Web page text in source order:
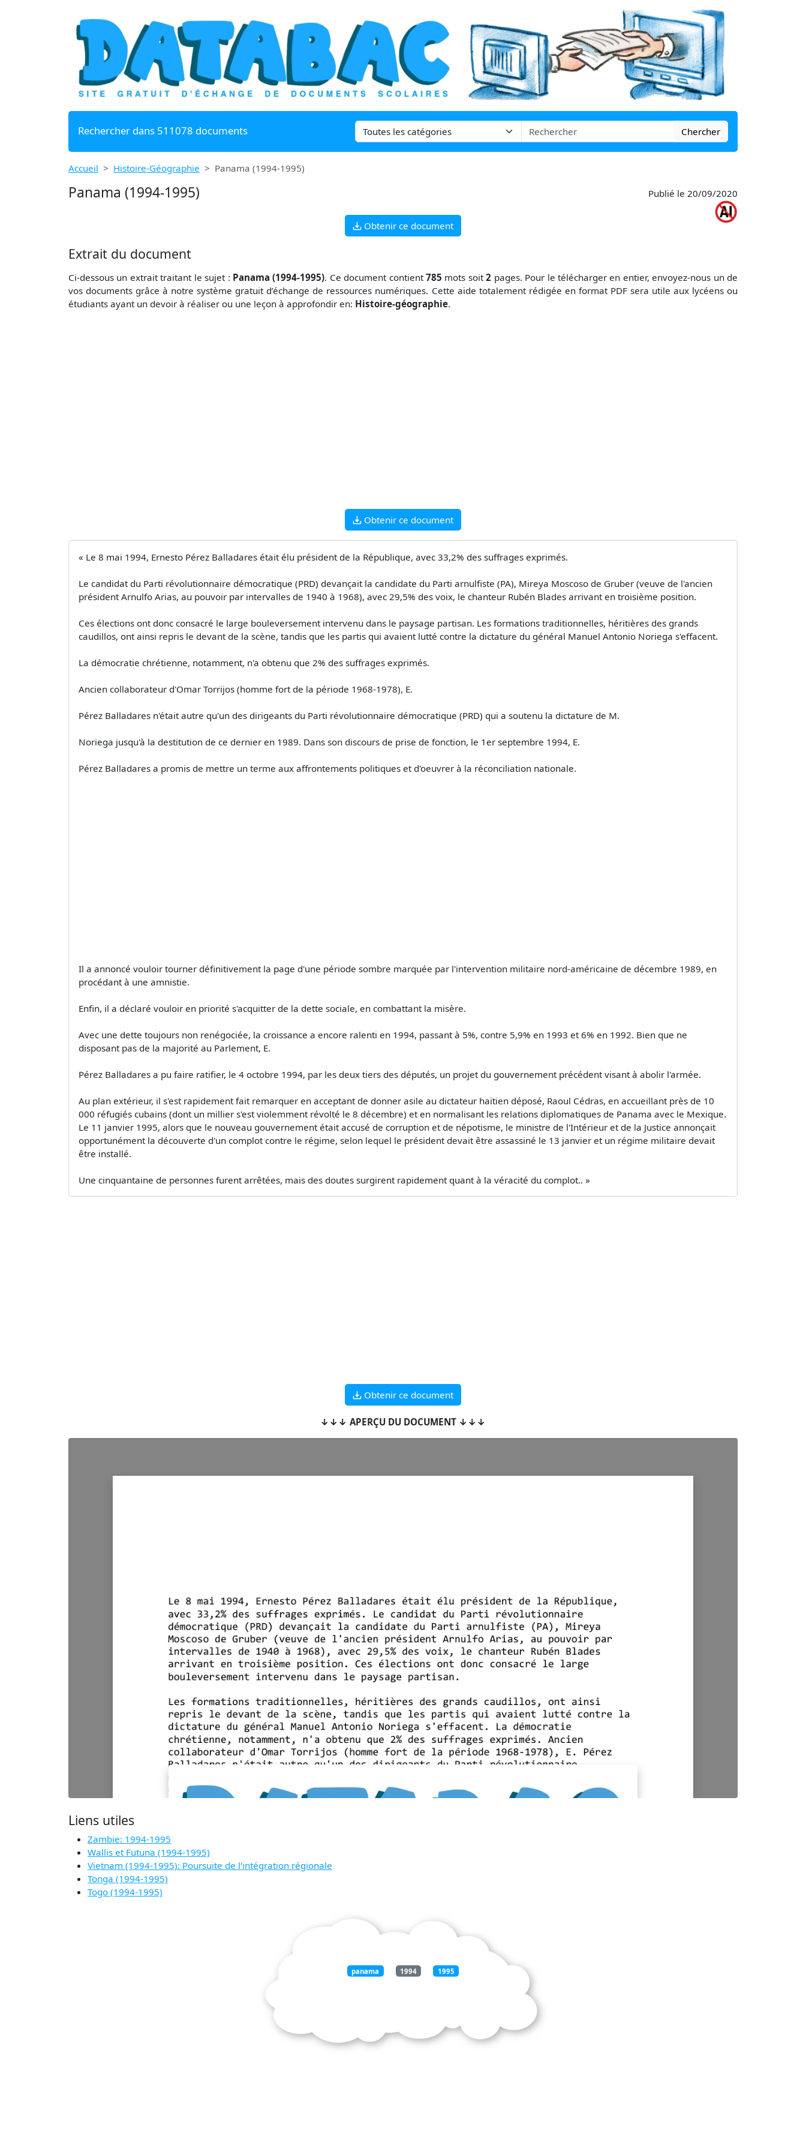
Rechercher dans 511078 documents Chercher
Accueil Histoire-Géographie Panama (1994-1995)
Panama (1994-1995) Publié le 20/09/2020
Obtenir ce document
Extrait du document
Ci-dessous un extrait traitant le sujet : Panama (1994-1995). Ce document contient785 mots soit2 pages. Pour le télécharger en entier, envoyez-nous un de
vos documents grâce à notre système gratuitd’échange de ressources numériques. Cette aide totalement rédigée en format PDF sera utile aux lycéens ou
étudiants ayant un devoir à réaliser ou une leçon à approfondir en: Histoire-géographie.
Obtenir ce document
« Le 8 mai 1994, Ernesto Pérez Balladares était élu président de la République, avec 33,2% des suffrages exprimés.
Le candidat du Parti révolutionnaire démocratique (PRD) devançait la candidate du Parti arnulfiste (PA), Mireya Moscoso de Gruber (veuve de l'ancien
président Arnulfo Arias, au pouvoir par intervalles de 1940 à 1968), avec 29,5% des voix, le chanteur Rubén Blades arrivant en troisième position.
Ces élections ont donc consacré le large bouleversement intervenu dans le paysage partisan. Les formations traditionnelles, héritières des grands
caudillos, ont ainsi repris le devant de la scène, tandis que les partis qui avaient lutté contre la dictature du général Manuel Antonio Noriega s'effacent.
La démocratie chrétienne, notamment, n'a obtenu que 2% des suffrages exprimés.
Ancien collaborateur d'Omar Torrijos (homme fort de la période 1968-1978), E.
Pérez Balladares n'était autre qu'un des dirigeants du Parti révolutionnaire démocratique (PRD) qui a soutenu la dictature de M.
Noriega jusqu'à la destitution de ce dernier en 1989. Dans son discours de prise de fonction, le 1er septembre 1994, E.
Pérez Balladares a promis de mettre un terme aux affrontements politiques et d'oeuvrer à la réconciliation nationale.
Il a annoncé vouloir tourner définitivement la page d'une période sombre marquée par l'intervention militaire nord-américaine de décembre 1989, en
procédant à une amnistie.
Enfin, il a déclaré vouloir en priorité s'acquitter de la dette sociale, en combattant la misère.
Avec une dette toujours non renégociée, la croissance a encore ralenti en 1994, passant à 5%, contre 5,9% en 1993 et 6% en 1992. Bien que ne
disposant pas de la majorité au Parlement, E.
Pérez Balladares a pu faire ratifier, le 4 octobre 1994, par les deux tiers des députés, un projet du gouvernement précédent visant à abolir l'armée.
Au plan extérieur, il s'est rapidement fait remarquer en acceptant de donner asile au dictateur haïtien déposé, Raoul Cédras, en accueillant près de 10
000 réfugiés cubains (dont un millier s'est violemment révolté le 8 décembre) et en normalisant les relations diplomatiques de Panama avec le Mexique.
Le 11 janvier 1995, alors que le nouveau gouvernement était accusé de corruption et de népotisme, le ministre de l'Intérieur et de la Justice annonçait
opportunément la découverte d'un complot contre le régime, selon lequel le président devait être assassiné le 13 janvier et un régime militaire devait
être installé.
Une cinquantaine de personnes furent arrêtées, mais des doutes surgirent rapidement quant à la véracité du complot.. »
Obtenir ce document
↓↓↓ APERÇU DU DOCUMENT ↓↓↓
Liens utiles
Zambie: 1994-1995
Wallis et Futuna (1994-1995)
Vietnam (1994-1995): Poursuite de l'intégration régionale
Tonga (1994-1995)
Togo (1994-1995)
panama 1994 1995